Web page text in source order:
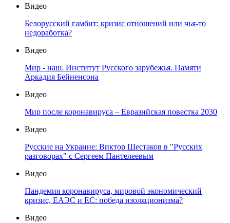
Видео
Белорусский гамбит: кризис отношений или чья-то
недоработка?
Видео
Мир - наш. Институт Русского зарубежья. Памяти
Аркадия Бейненсона
Видео
Мир после коронавируса – Евразийская повестка 2030
Видео
Русские на Украине: Виктор Шестаков в "Русских
разговорах" с Сергеем Пантелеевым
Видео
Пандемия коронавируса, мировой экономический
кризис, ЕАЭС и ЕС: победа изоляционизма?
Видео